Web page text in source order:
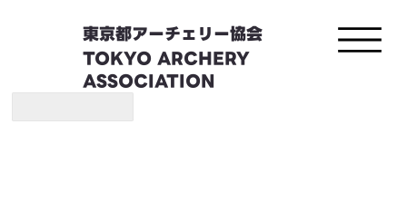
東京都アーチェリー協会
TOKYO ARCHERY
ASSOCIATION